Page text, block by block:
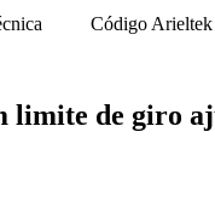
Código Arieltek
limite de giro